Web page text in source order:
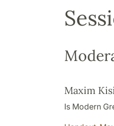
Maxim
Is Modern